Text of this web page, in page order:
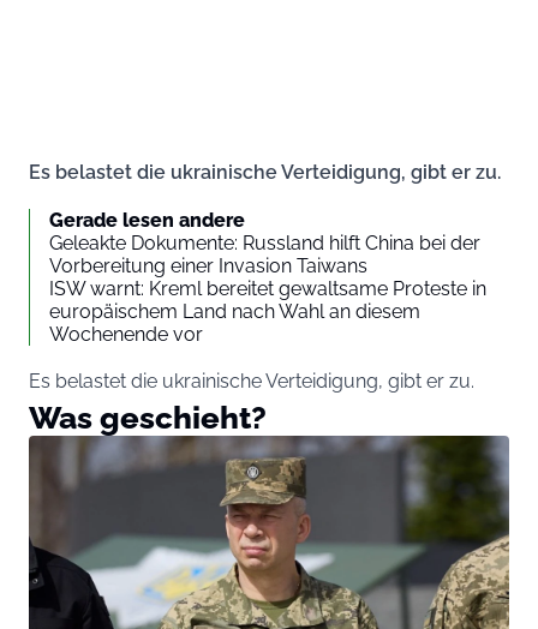
Es belastet die ukrainische Verteidigung, gibt er zu.
Gerade lesen andere
Geleakte Dokumente: Russland hilft China bei der
Vorbereitung einer Invasion Taiwans
ISW warnt: Kreml bereitet gewaltsame Proteste in
europäischem Land nach Wahl an diesem
Wochenende vor
Es belastet die ukrainische Verteidigung, gibt er zu.
Was geschieht?